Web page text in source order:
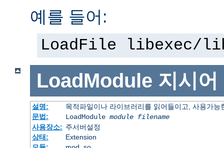
예를 들어:
LoadFile libexec/
LoadModule 지시어
설명:
목적파일이나 라이브러리를 읽어들이고, 사용가능
문법:
LoadModule module filename
사용장소: 주서버설정
상태:
Extension